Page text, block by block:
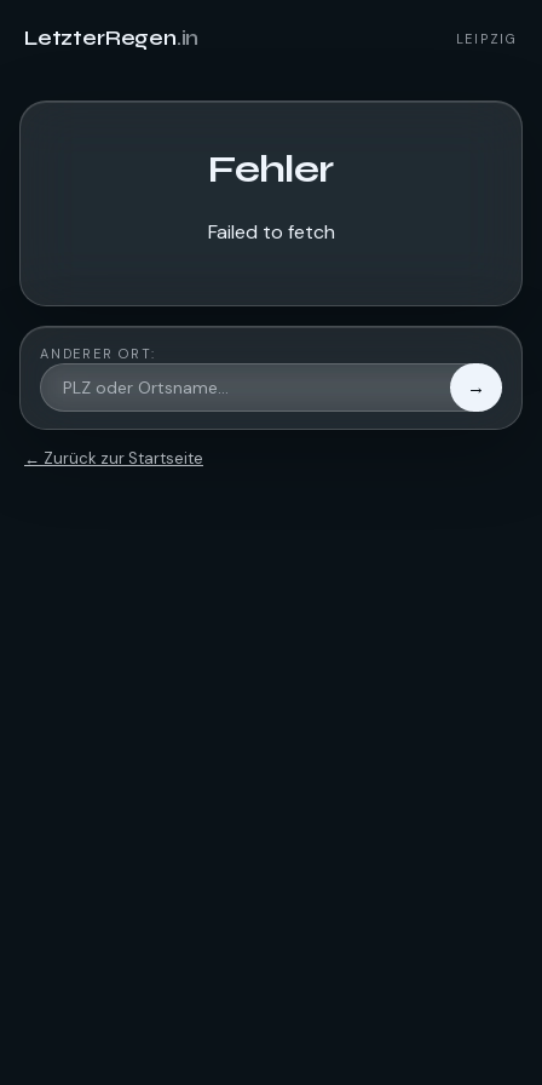
LetzterRegen.in LEIPZIG
Fehler
Failed to fetch
ANDERER ORT:
→
← Zurück zur Startseite